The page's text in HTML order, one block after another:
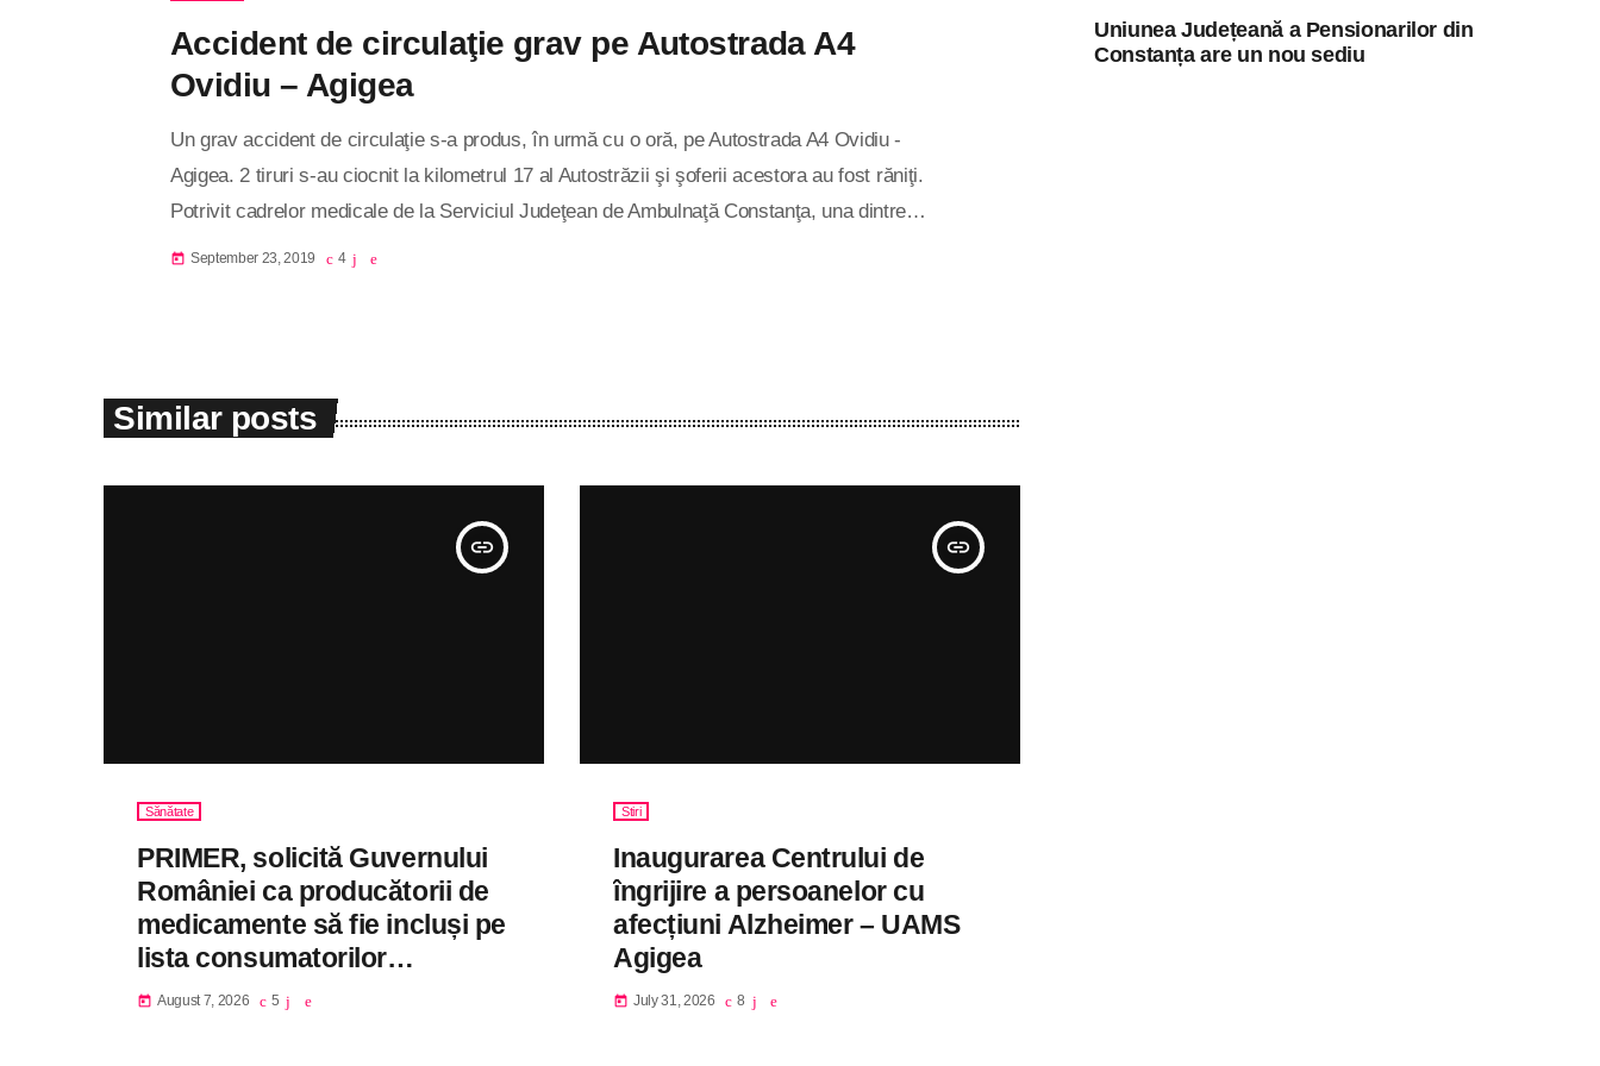
Accident de circulaţie grav pe Autostrada A4
Ovidiu – Agigea
Un grav accident de circulaţie s-a produs, în urmă cu o oră, pe Autostrada A4 Ovidiu -
Agigea. 2 tiruri s-au ciocnit la kilometrul 17 al Autostrăzii şi şoferii acestora au fost răniţi.
Potrivit cadrelor medicale de la Serviciul Judeţean de Ambulnaţă Constanţa, una dintre
victime a suferit fracturi de membre inferioare și superioare şi a fost transportată la Spital
today September 23, 2019 4
Similar posts
insert_link
Sănătate
PRIMER, solicită Guvernului
României ca producătorii de
medicamente să fie incluși pe
lista consumatorilor
strategici
today August 7, 2026 5
insert_link
Stiri
Inaugurarea Centrului de
îngrijire a persoanelor cu
afecțiuni Alzheimer – UAMS
Agigea
today July 31, 2026 8
Uniunea Județeană a Pensionarilor din
Constanța are un nou sediu